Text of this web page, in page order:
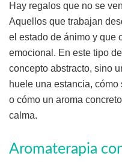
Hay regalos que no se
Aquellos que trabajan
el estado de ánimo y que
emocional. En este tipo
concepto abstracto, sino
huele una estancia,
o cómo un aroma
calma.
Aromaterapia